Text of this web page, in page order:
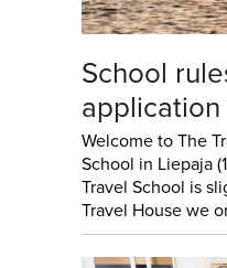
School
application
Welcome to The
School in Liepaja
Travel School is
Travel House we